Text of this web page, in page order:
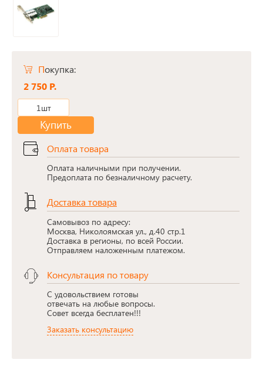
Покупка:
2 750 Р.
1шт
Купить
Оплата товара
Оплата наличными при получении.
Предоплата по безналичному расчету.
Доставка товара
Самовывоз по адресу:
Москва, Николоямская ул., д.40 стр.1
Доставка в регионы, по всей России.
Отправляем наложенным платежом.
Консультация по товару
С удовольствием готовы
отвечать на любые вопросы.
Совет всегда бесплатен!!!
Заказать консультацию